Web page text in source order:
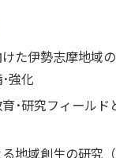
た伊勢志摩地域
強化
･研究フィールド
地域創生の研究